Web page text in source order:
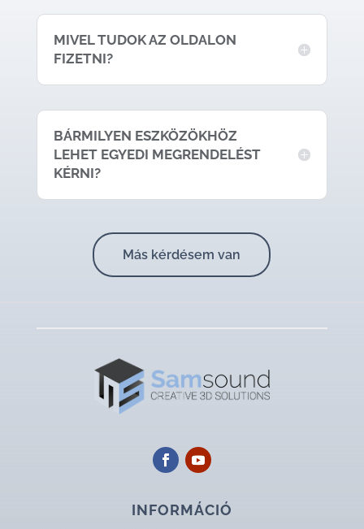
MIVEL TUDOK AZ OLDALON
FIZETNI?
BÁRMILYEN ESZKÖZÖKHÖZ
LEHET EGYEDI MEGRENDELÉST
KÉRNI?
Más kérdésem van
INFORMÁCIÓ